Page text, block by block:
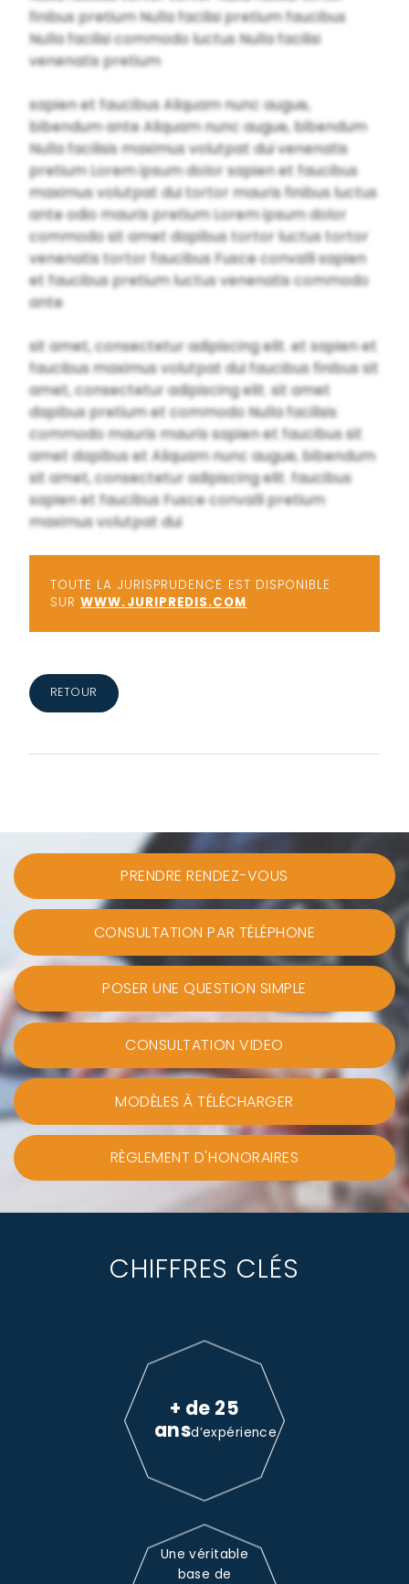
finibus pretium Nulla facilisi pretium faucibus
Nulla facilisi commodo luctus Nulla facilisi
venenatis pretium
sapien et faucibus Aliquam nunc augue,
bibendum ante Aliquam nunc augue, bibendum
Nulla facilisis maximus volutpat dui venenatis
pretium Lorem ipsum dolor sapien et faucibus
maximus volutpat dui tortor mauris finibus luctus
ante odio mauris pretium Lorem ipsum dolor
commodo sit amet dapibus tortor luctus tortor
venenatis tortor faucibus Fusce convalli sapien
et faucibus pretium luctus venenatis commodo
ante
sit amet, consectetur adipiscing elit. et sapien et
faucibus maximus volutpat dui faucibus finibus sit
amet, consectetur adipiscing elit. sit amet
dapibus pretium et commodo Nulla facilisis
commodo mauris mauris sapien et faucibus sit
amet dapibus et Aliquam nunc augue, bibendum
sit amet, consectetur adipiscing elit. faucibus
sapien et faucibus Fusce convalli pretium
maximus volutpat dui
TOUTE LA JURISPRUDENCE EST DISPONIBLE
SURWWW.JURIPREDIS.COM
RETOUR
PRENDRE RENDEZ-VOUS
CONSULTATION PAR TÉLÉPHONE
POSER UNE QUESTION SIMPLE
CONSULTATION VIDEO
MODÈLES À TÉLÉCHARGER
RÈGLEMENT D'HONORAIRES
CHIFFRES CLÉS
+ de 25
ansd’expérience
Une véritable
base de